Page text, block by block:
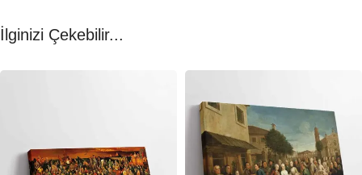
İlginizi Çekebilir...